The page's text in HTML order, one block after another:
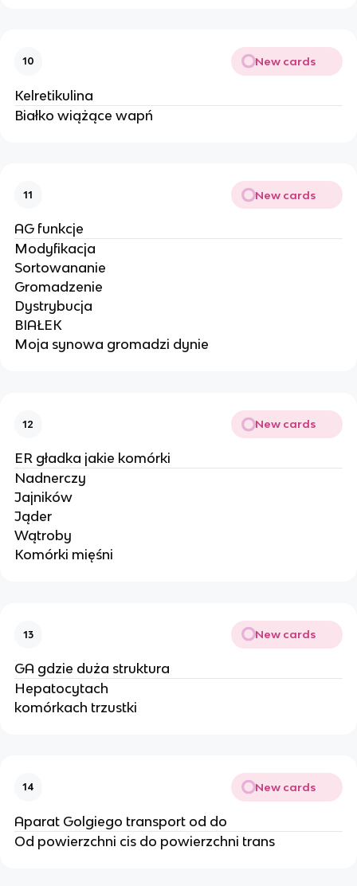
10 New cards
Kelretikulina
Białko wiążące wapń
11 New cards
AG funkcje
Modyfikacja
Sortowananie
Gromadzenie
Dystrybucja
BIAŁEK
Moja synowa gromadzi dynie
12 New cards
ER gładka jakie komórki
Nadnerczy
Jajników
Jąder
Wątroby
Komórki mięśni
13 New cards
GA gdzie duża struktura
Hepatocytach
komórkach trzustki
14 New cards
Aparat Golgiego transport od do
Od powierzchni cis do powierzchni trans